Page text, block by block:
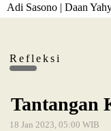
Adi Sasono | Daan
Refleksi
Tantangan
18 Jan 2023, 05:00 WIB